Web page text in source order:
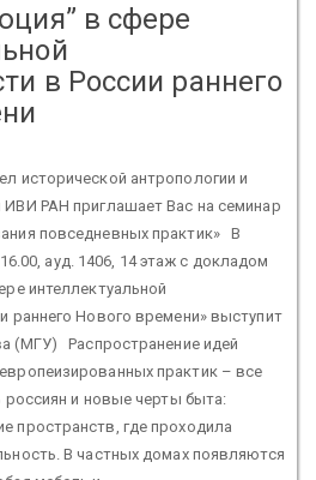
в сфере
в России раннего
исторической антропологии и
ИВИ РАН приглашает Вас на семинар
повседневных практик» В
ауд. 1406, 14 этаж с докладом
интеллектуальной
раннего Нового времени» выступит
(МГУ) Распространение идей
практик – все
и новые черты быта:
пространств, где проходила
В частных домах появляются